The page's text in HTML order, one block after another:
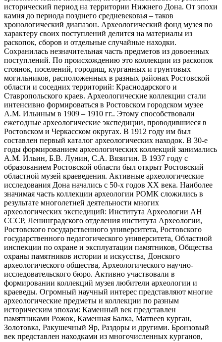
исторический период на территории Нижнего Дона. От эпохи
камня до периода позднего средневековья – таков
хронологический диапазон. Археологический фонд музея по
характеру своих поступлений делится на материалы из
раскопок, сборов и отдельные случайные находки.
Сохранилась незначительная часть предметов из довоенных
поступлений. По происхождению это коллекции из раскопок
стоянок, поселений, городищ, курганных и грунтовых
могильников, расположенных в разных районах Ростовской
области и соседних территорий: Краснодарского и
Ставропольского краев. Археологические коллекции стали
интенсивно формироваться в Ростовском городском музее
А.М. Ильиным в 1909 – 1910 гг.. Этому способствовали
ежегодные археологические экспедиции, проводившиеся в
Ростовском и Черкасском округах. В 1912 году им был
составлен первый каталог археологических находок. В 30-е
годы формированием археологических коллекций занимались
А.М. Ильин, Б.В. Лунин, С.А. Вязигин. В 1937 году с
образованием Ростовской области был открыт Ростовский
областной музей краеведения. Активные археологические
исследования Дона начались с 50-х годов XX века. Наиболее
значимая часть коллекции археологии РОМК сложились в
результате многолетней деятельности многих
археологических экспедиций: Института Археологии АН
СССР, Ленинградского отделения института Археологии,
Ростовского государственного университета, Ростовского
государственного педагогического университета, Областной
инспекции по охране и эксплуатации памятников, Общества
охраны памятников истории и искусства, Донского
археологического общества, Археологического научно-
исследовательского бюро. Активно участвовали в
формировании коллекций музея любители археологии и
краеведы. Огромный научный интерес представляют многие
археологические предметы и коллекции по разным
историческим эпохам: Каменный век представлен
памятниками Рожок, Каменная Балка, Матвеев курган,
Золотовка, Ракушечный Яр, Раздоры и другими. Бронзовый
век представлен находками из многочисленных курганов,